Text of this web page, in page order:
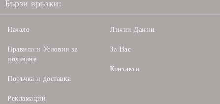
Бързи връзки:
Начало
Правила и Условия за
ползване
Поръчка и доставка
Рекламации
Лични Данни
За Нас
Контакти